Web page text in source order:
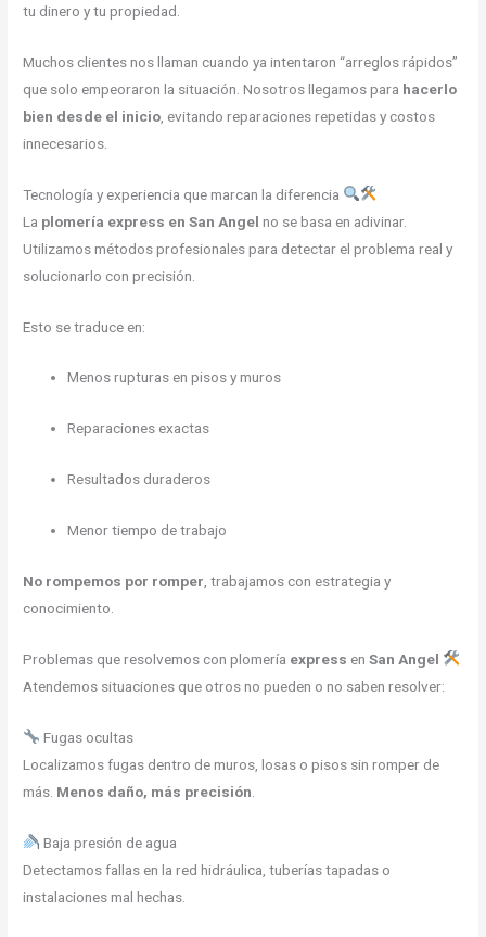
tu dinero y tu propiedad.
Muchos clientes nos llaman cuando ya intentaron “arreglos rápidos”
que solo empeoraron la situación. Nosotros llegamos para hacerlo
bien desde el inicio , evitando reparaciones repetidas y costos
innecesarios.
Tecnología y experiencia que marcan la diferencia
La plomería express en San Angelno se basa en adivinar.
Utilizamos métodos profesionales para detectar el problema real y
solucionarlo con precisión.
Esto se traduce en:
Menos rupturas en pisos y muros
Reparaciones exactas
Resultados duraderos
Menor tiempo de trabajo
No rompemos por romper , trabajamos con estrategia y
conocimiento.
Problemas que resolvemos con plomería express enSan Angel
Atendemos situaciones que otros no pueden o no saben resolver:
Fugas ocultas
Localizamos fugas dentro de muros, losas o pisos sin romper de
más. Menos daño, más precisión
Baja presión de agua
Detectamos fallas en la red hidráulica, tuberías tapadas o
instalaciones mal hechas.